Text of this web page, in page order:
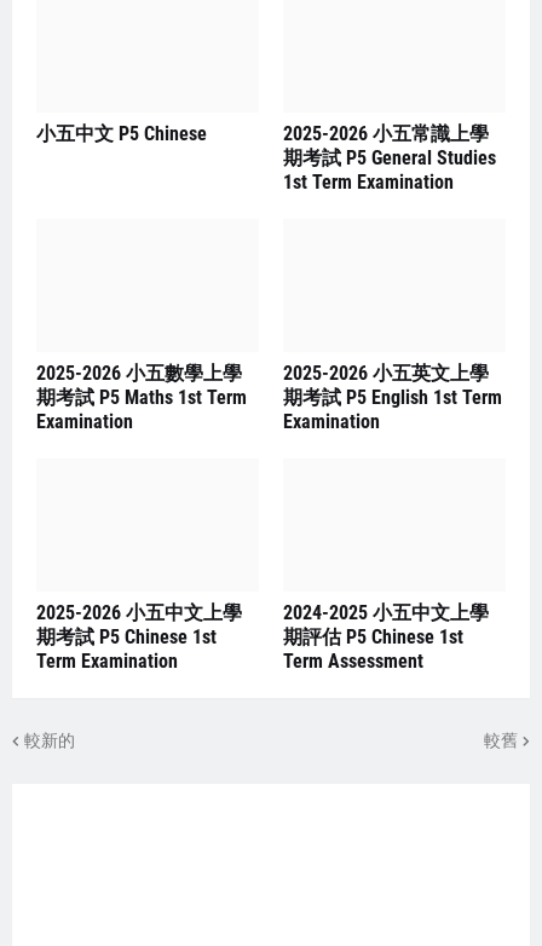
小五中文 P5 Chinese
2025-2026 小五常識上學
期考試 P5 General Studies
1st Term Examination
2025-2026 小五數學上學
期考試 P5 Maths 1st Term
Examination
2025-2026 小五英文上學
期考試 P5 English 1st Term
Examination
2025-2026 小五中文上學
期考試 P5 Chinese 1st
Term Examination
2024-2025 小五中文上學
期評估 P5 Chinese 1st
Term Assessment
較新的 較舊